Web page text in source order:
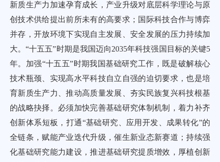
新质生产力加速孕育成长，产业升级对底层科学理论与原
创技术供给提出前所未有的高要求；国际科技合作与博弈
并存，开放环境下实现自主发展、安全发展的压力持续加
大。“十五五”时期是我国迈向2035年科技强国目标的关键5
年。加强“十五五”时期我国基础研究工作，既是破解核心
技术瓶颈、实现高水平科技自立自强的迫切要求，也是培
育新质生产力、推动高质量发展、夯实民族复兴科技根基
的战略抉择。必须加快完善基础研究体制机制，着力补齐
创新体系短板，打通“基础研究、应用开发、成果转化”的
全链条，赋能产业迭代升级，催生新业态新赛道；持续强
化基础研究能力建设，推进基础研究提质增效，厚植创新